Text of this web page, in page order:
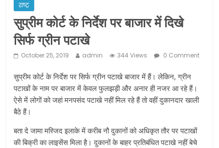
राष्ट्र
सुप्रीम कोर्ट के निर्देश पर बाजार में दिखे
सिर्फ ग्रीन पटाखे
October 25, 2019 admin 344 Views 0 Comment
सुप्रीम कोर्ट के निर्देश पर सिर्फ ग्रीन पटाखे बाजार में हैं। लेकिन, ग्रीन
पटाखों के नाम पर बाजार में केवल फुलझड़ी और अनार ही नजर आ रहे हैं।
ऐसे में लोगों को जहां मनपसंद पटाखे नहीं मिल रहे हैं तो वहीं दुकानदार खाली
बैठे हैं।
बता दे जामा मस्जिद इलाके में करीब नौ दुकानों को अधिकृत तौर पर पटाखों
की बिक्री का लाइसेंस मिला है। दुकानों के बाहर प्रतिबंधित पटाखे नहीं बेचे